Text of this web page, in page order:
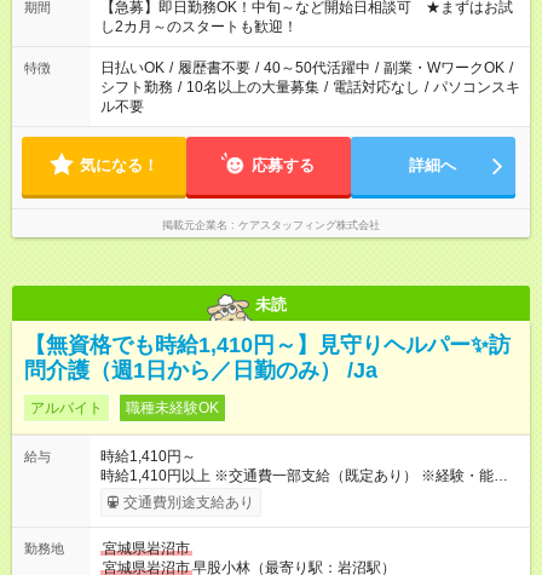
期間
【急募】即日勤務OK！中旬～など開始日相談可 ★まずはお試
し2カ月～のスタートも歓迎！
特徴 日払いOK / 履歴書不要 / 40～50代活躍中 / 副業・WワークOK /
シフト勤務 / 10名以上の大量募集 / 電話対応なし / パソコンスキ
ル不要
気になる！ 応募する 詳細へ
掲載元企業名 ケアスタッフィング株式会社
未読
【無資格でも時給1,410円～】見守りヘルパー✨訪
問介護（週1日から／日勤のみ） /Ja
アルバイト 職種未経験OK
給与
時給1,410円～
時給1,410円以上 ※交通費一部支給（既定あり） ※経験・能力を
考慮して決定します 【収入例】 週1回勤務の場合：1,410円×8時
間×4回=4万5,120円 週3回勤務の場合：1,410円×8時間×12回
5,600円 【試用期間】試用期間あり 試用期間の長さ：2ヶ月
交通費別途支給あり
勤務地
宮城県岩沼市
宮城県岩沼市早股小林（最寄り駅：岩沼駅）